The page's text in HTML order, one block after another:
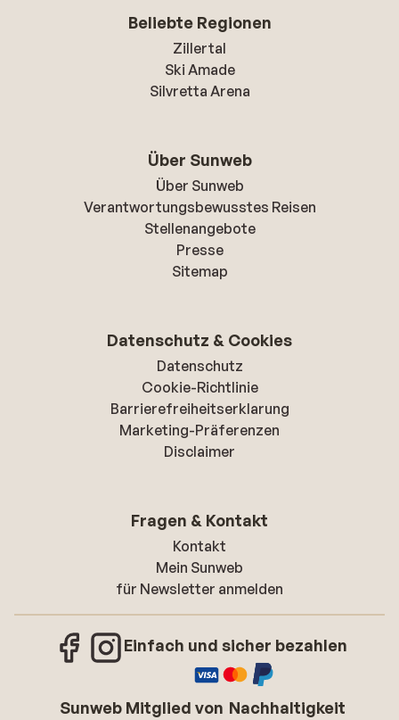
Beliebte Regionen
Zillertal
Ski Amade
Silvretta Arena
Über Sunweb
Über Sunweb
Verantwortungsbewusstes Reisen
Stellenangebote
Presse
Sitemap
Datenschutz & Cookies
Datenschutz
Cookie-Richtlinie
Barrierefreiheitserklarung
Marketing-Präferenzen
Disclaimer
Fragen & Kontakt
Kontakt
Mein Sunweb
für Newsletter anmelden
Einfach und sicher bezahlen
Sunweb Mitglied von Nachhaltigkeit